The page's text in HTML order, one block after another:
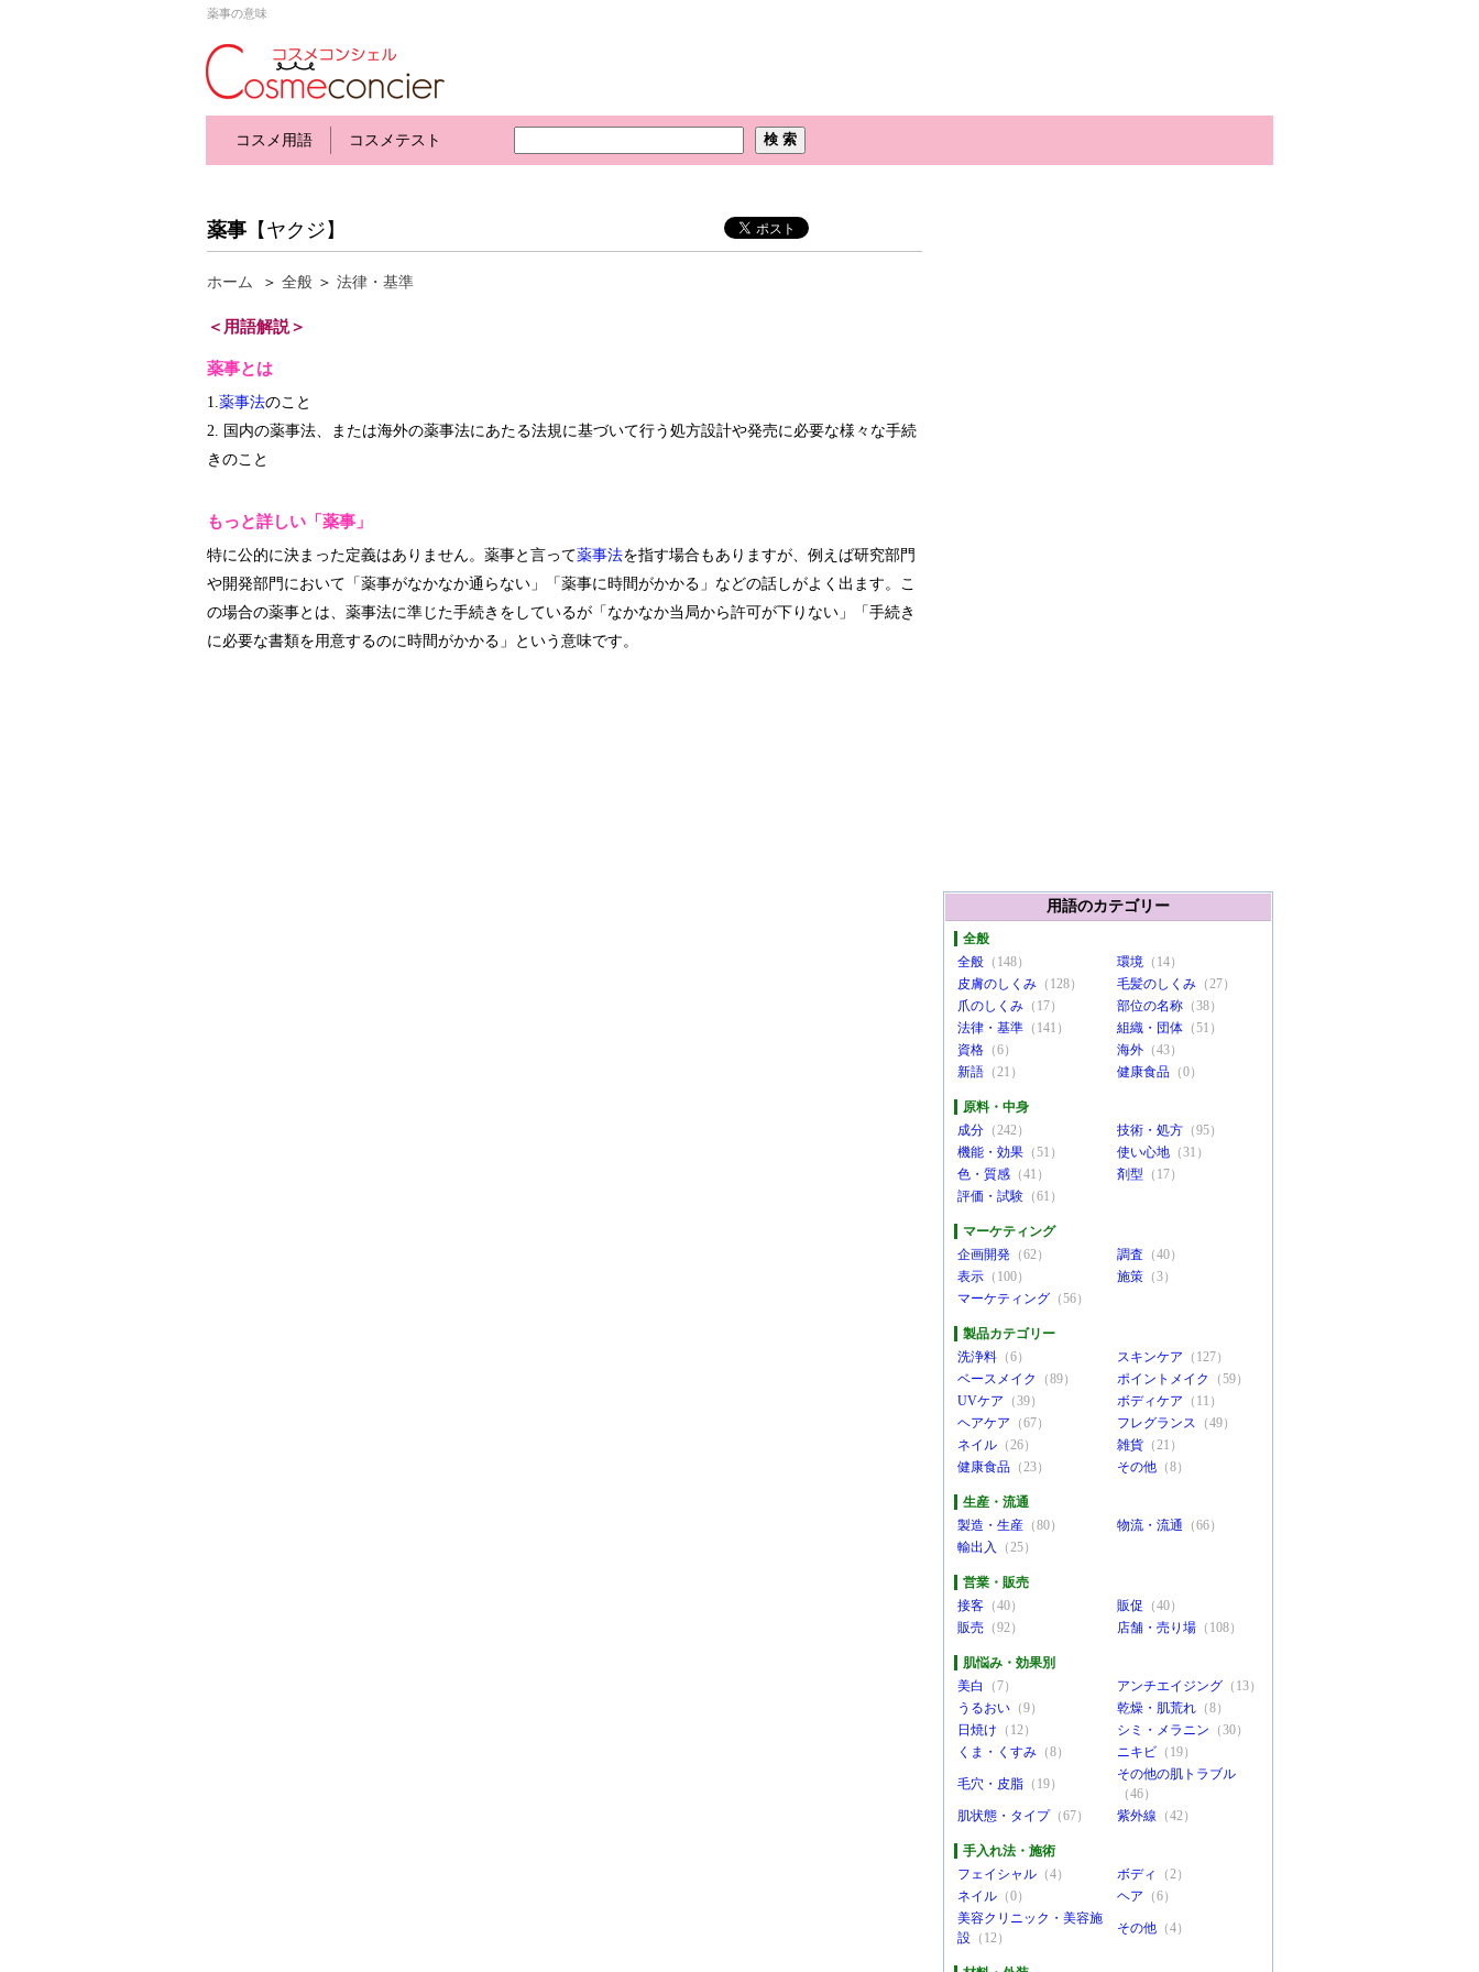
薬事の意味
コスメ用語 コスメテスト
薬事 【ヤクジ】
ホーム ＞ 全般 ＞ 法律・基準
＜用語解説＞
薬事とは
1.薬事法のこと
2. 国内の薬事法、または海外の薬事法にあたる法規に基づいて行う処方設計や発売に必要な様々な手続
きのこと
もっと詳しい「薬事」
特に公的に決まった定義はありません。薬事と言って薬事法を指す場合もありますが、例えば研究部門
や開発部門において「薬事がなかなか通らない」「薬事に時間がかかる」などの話しがよく出ます。こ
の場合の薬事とは、薬事法に準じた手続きをしているが「なかなか当局から許可が下りない」「手続き
に必要な書類を用意するのに時間がかかる」という意味です。
用語のカテゴリー
全般
全般 （148） 環境 （14）
皮膚のしくみ （128） 毛髪のしくみ （27）
爪のしくみ （17） 部位の名称 （38）
法律・基準 （141） 組織・団体 （51）
資格 （6） 海外 （43）
新語 （21） 健康食品 （0）
原料・中身
成分 （242） 技術・処方 （95）
機能・効果 （51） 使い心地 （31）
色・質感 （41） 剤型 （17）
評価・試験 （61）
マーケティング
企画開発 （62） 調査 （40）
表示 （100） 施策 （3）
マーケティング （56）
製品カテゴリー
洗浄料 （6） スキンケア （127）
ベースメイク
（89） ポイントメイク
（59）
UVケア （39） ボディケア （11）
ヘアケア （67） フレグランス （49）
ネイル （26） 雑貨 （21）
健康食品 （23） その他 （8）
生産・流通
製造・生産 （80） 物流・流通 （66）
輸出入
（25）
営業・販売
接客 （40） 販促 （40）
販売 （92） 店舗・売り場 （108）
肌悩み・効果別
美白
（7） アンチエイジング （13）
うるおい （9） 乾燥・肌荒れ （8）
日焼け （12） シミ・メラニン （30）
くま・くすみ （8） ニキビ （19）
毛穴・皮脂 （19）
その他の肌トラブル
（46）
肌状態・タイプ（67） 紫外線 （42）
手入れ法・施術
フェイシャル （4） ボディ
（2）
ネイル （0） ヘア （6）
美容クリニック・美容施
設 （12）
その他 （4）